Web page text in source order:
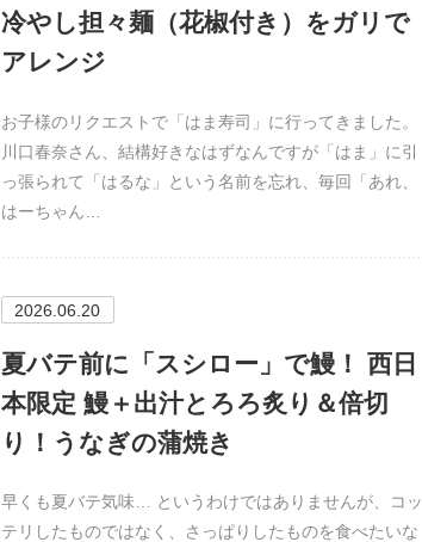
冷やし担々麺（花椒付き）をガリで
アレンジ
お子様のリクエストで「はま寿司」に行ってきました。
川口春奈さん、結構好きなはずなんですが「はま」に引
っ張られて「はるな」という名前を忘れ、毎回「あれ、
はーちゃん…
2026.06.20
夏バテ前に「スシロー」で鰻！ 西日
本限定 鰻＋出汁とろろ炙り＆倍切
り！うなぎの蒲焼き
早くも夏バテ気味… というわけではありませんが、コッ
テリしたものではなく、さっぱりしたものを食べたいな